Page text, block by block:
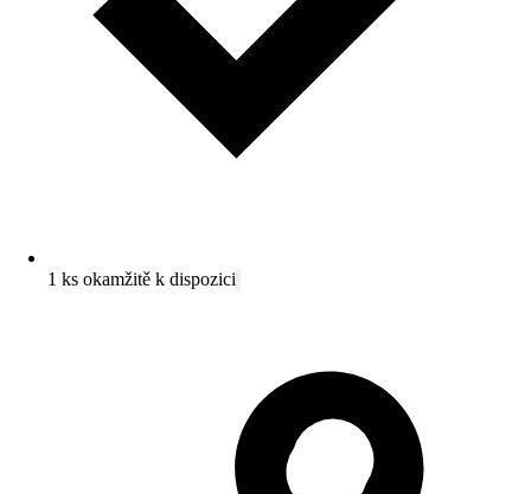
1 ks okamžitě k dispozici